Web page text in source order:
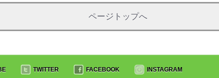
ページトップへ
TWITTER FACEBOOK INSTAGRAM